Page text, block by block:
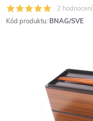
2 hodnocení
Kód produktu: BNAG/SVE